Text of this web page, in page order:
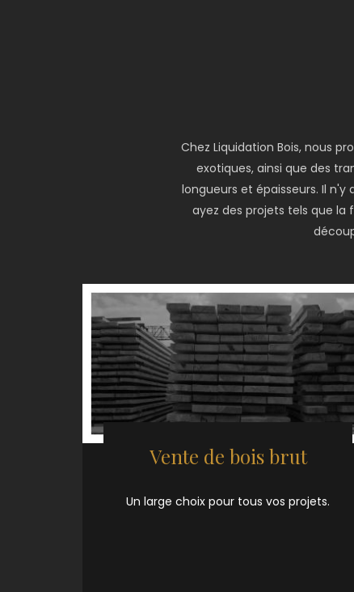
Chez Liquidation Bois, nous
exotiques, ainsi que des
longueurs et épaisseurs. Il
ayez des projets tels que
Vente de bois brut
Un large choix pour tous vos projets.